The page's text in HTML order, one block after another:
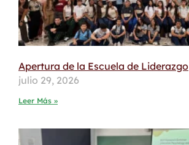
Apertura de la Escuela de Liderazgo
julio 29, 2026
Leer Más »